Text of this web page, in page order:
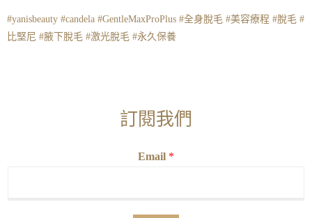
#yanisbeauty #candela #GentleMaxProPlus #全身脫毛 #美容療程 #脫毛 #
比堅尼 #腋下脫毛 #激光脫毛 #永久保養
訂閱我們
Email *